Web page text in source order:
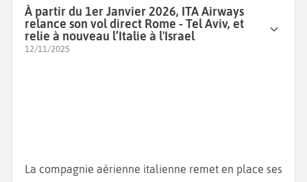
À partir du 1er Janvier 2026, ITA Airways
relance son vol direct Rome - Tel Aviv, et
relie à nouveau l’Italie à l'Israel
12/11/2025
La compagnie aérienne italienne remet en place ses